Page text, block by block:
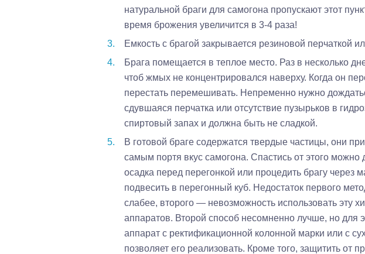
натуральной браги для самогона пропускают этот
время брожения увеличится в 3-4 раза!
Емкость с брагой закрывается резиновой перчаткой
Брага помещается в теплое место. Раз в несколько
чтоб жмых не концентрировался наверху. Когда он
перестать перемешивать. Непременно нужно
сдувшаяся перчатка или отсутствие пузырьков в
спиртовый запах и должна быть не сладкой.
В готовой браге содержатся твердые частицы, они
самым портя вкус самогона. Спастись от этого можно
осадка перед перегонкой или процедить брагу
подвесить в перегонный куб. Недостаток первого
слабее, второго — невозможность использовать эту
аппаратов. Второй способ несомненно лучше, но для
аппарат с ректификационной колонной марки или с
позволяет его реализовать. Кроме того, защитить от